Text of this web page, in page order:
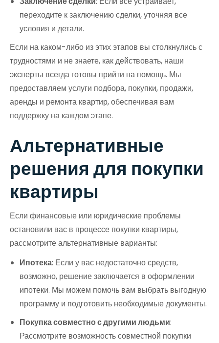
переходите к заключению сделки, уточняя все
условия и детали.
Если на каком-либо из этих этапов вы столкнулись с
трудностями и не знаете, как действовать, наши
эксперты всегда готовы прийти на помощь. Мы
предоставляем услуги подбора, покупки, продажи,
аренды и ремонта квартир, обеспечивая вам
поддержку на каждом этапе.
Альтернативные
решения для покупки
квартиры
Если финансовые или юридические проблемы
остановили вас в процессе покупки квартиры,
рассмотрите альтернативные варианты:
Ипотека: Если у вас недостаточно средств,
возможно, решение заключается в оформлении
ипотеки. Мы можем помочь вам выбрать выгодную
программу и подготовить необходимые документы.
Покупка совместно с другими людьми:
Рассмотрите возможность совместной покупки